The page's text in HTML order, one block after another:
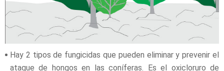
Hay 2 tipos de fungicidas que pueden eliminar y prevenir el
ataque de hongos en las coníferas. Es el oxicloruro de